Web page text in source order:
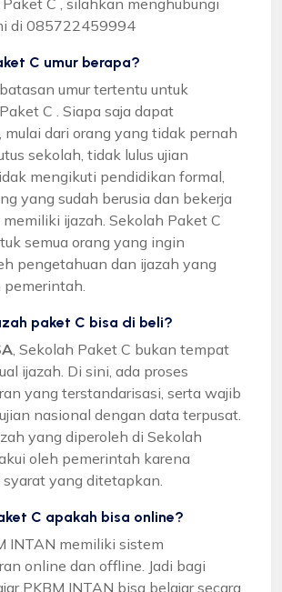
di 085722459994
C umur berapa?
umur tertentu untuk
C . Siapa saja dapat
mulai dari orang yang tidak pernah
sekolah, tidak lulus ujian
mengikuti pendidikan formal,
yang sudah berusia dan bekerja
ijazah. Sekolah Paket C
semua orang yang ingin
pengetahuan dan ijazah yang
paket C bisa di beli?
, Sekolah Paket C bukan tempat
ijazah. Di sini, ada proses
yang terstandarisasi, serta wajib
nasional dengan data terpusat.
yang diperoleh di Sekolah
oleh pemerintah karena
yang ditetapkan.
C apakah bisa online?
INTAN memiliki sistem
online dan offline. Jadi bagi
PKBM INTAN bisa belajar secara